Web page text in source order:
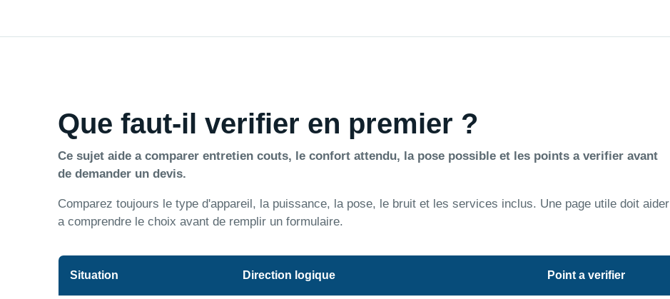
Que faut-il verifier en premier ?
Ce sujet aide a comparer entretien couts, le confort attendu, la pose possible et les points a verifier avant
de demander un devis.
Comparez toujours le type d'appareil, la puissance, la pose, le bruit et les services inclus. Une page utile doit aider
a comprendre le choix avant de remplir un formulaire.
Situation Direction logique Point a verifier